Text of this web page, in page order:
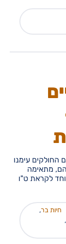
החולקים עימנו
מתאימה
לקראת ט"ו
חיות בר,
,